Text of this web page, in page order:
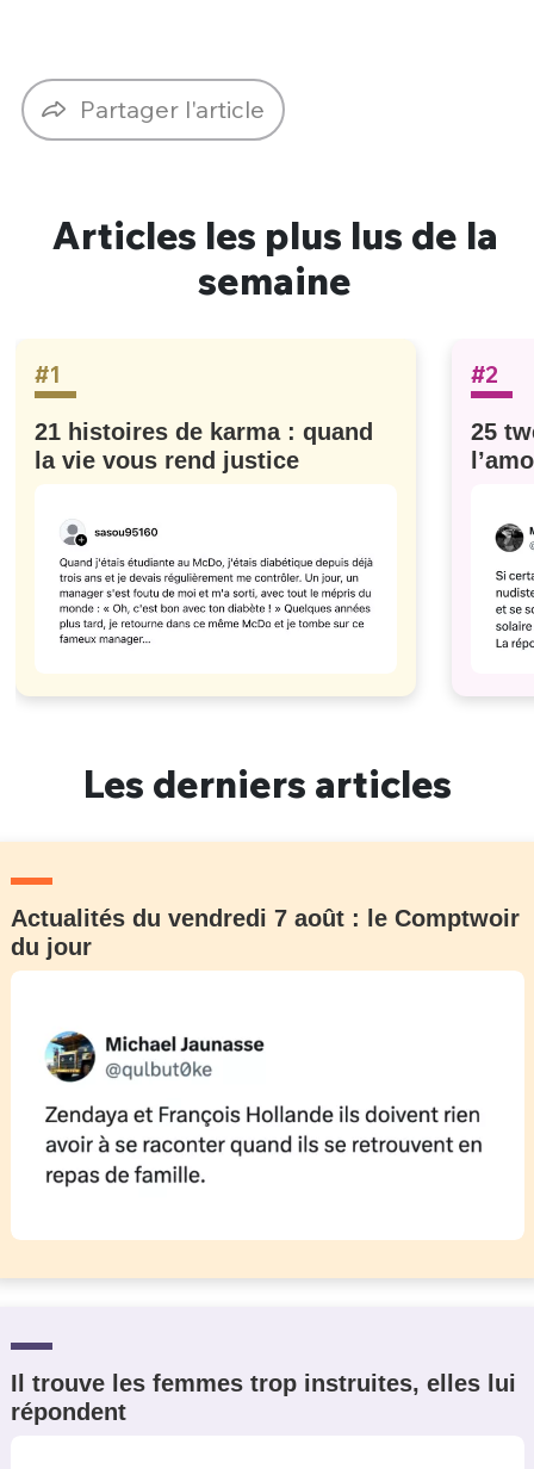
Partager l'article
Articles les plus lus de la
semaine
#1
21 histoires de karma : quand
la vie vous rend justice
#2
25
Les derniers articles
Actualités du vendredi 7 août : le Comptwoir
du jour
Il trouve les femmes trop instruites, elles lui
répondent